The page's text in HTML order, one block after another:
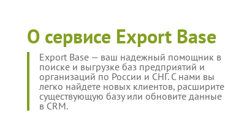
О сервисе Export Base
Export Base — ваш надежный помощник в
поиске и выгрузке баз предприятий и
организаций по России и СНГ. С нами вы
легко найдете новых клиентов, расширите
существующую базу или обновите данные
в CRM.